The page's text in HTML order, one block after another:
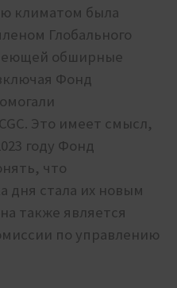
климатом была
Глобального
обширные
Фонд
Это имеет смысл,
году Фонд
что
дня стала их новым
также является
по управлению